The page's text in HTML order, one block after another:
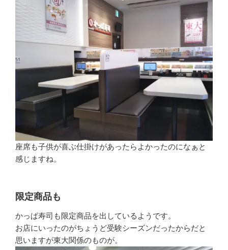
座席も子供が喜ぶ仕掛けがあったらよかったのになぁと
感じますね。
限定商品も
かっぱ寿司も限定商品を出しているようです。
お店にいったのがちょうど受験シーズンだったからだと
思いますが東大関係のものが。